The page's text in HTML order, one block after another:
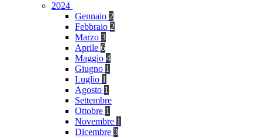
2024
Gennaio 2
Febbraio 2
Marzo 3
Aprile 6
Maggio 4
Giugno 1
Luglio 1
Agosto 1
Settembre
Ottobre 1
Novembre 1
Dicembre 3